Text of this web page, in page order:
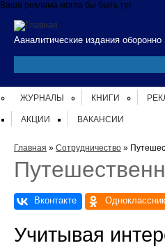
Перейти к основному содержанию
Ваша реклама могла бы быть тут
Ааналитические издания
ЖУРНАЛЫ КНИГИ
АКЦИИ ВАКАНСИИ
Вы здесь
Главная » Сотрудничество »
Учитывая